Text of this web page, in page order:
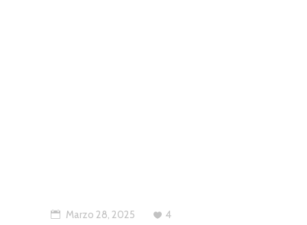
Marzo 28, 2025
4